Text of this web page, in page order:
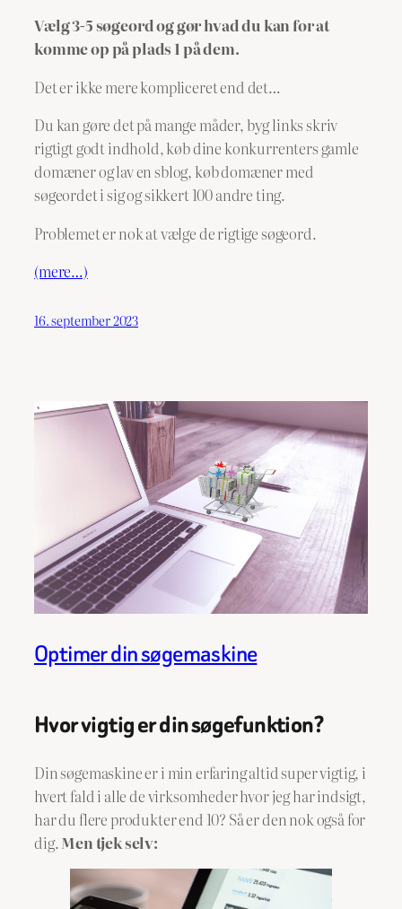
Vælg 3-5 søgeord og gør hvad du kan for at
komme op på plads 1 på dem.
Det er ikke mere kompliceret end det…
Du kan gøre det på mange måder, byg links skriv
rigtigt godt indhold, køb dine konkurrenters gamle
domæner og lav en sblog, køb domæner med
søgeordet i sig og sikkert 100 andre ting.
Problemet er nok at vælge de rigtige søgeord.
(mere…)
16. september 2023
Optimer din søgemaskine
Hvor vigtig er din søgefunktion?
Din søgemaskine er i min erfaring altid super vigtig, i
hvert fald i alle de virksomheder hvor jeg har indsigt,
har du flere produkter end 10? Så er den nok også for
dig.Men tjek selv: